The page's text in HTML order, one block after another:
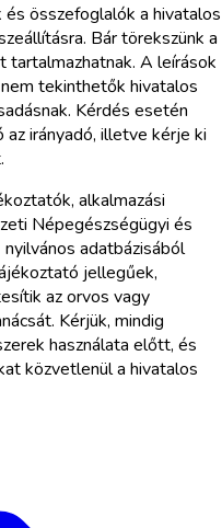
összefoglalók a hivatalos
Bár törekszünk a
tartalmazhatnak. A leírások
tekinthetők hivatalos
Kérdés esetén
irányadó, illetve kérje ki
alkalmazási
Népegészségügyi és
adatbázisából
jellegűek,
az orvos vagy
Kérjük, mindig
használata előtt, és
közvetlenül a hivatalos